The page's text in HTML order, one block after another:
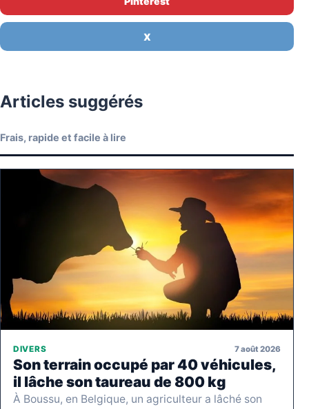
X
Articles suggérés
Frais, rapide et facile à lire
DIVERS 7 août 2026
Son terrain occupé par 40 véhicules,
il lâche son taureau de 800 kg
À Boussu, en Belgique, un agriculteur a lâché son